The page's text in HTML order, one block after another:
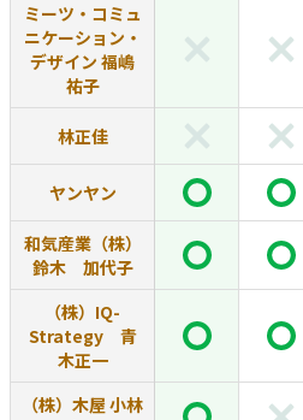
ミーツ・コミュ
ニケーション・
デザイン 福嶋
祐子
林正佳
ヤンヤン
和気産業（株）
鈴木 加代子
（株）IQ-
Strategy 青
木正一
（株）木屋 小林